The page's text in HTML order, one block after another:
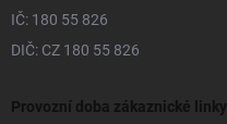
IČ: 180 55 826
DIČ: CZ 180 55 826
Provozní doba zákaznické linky